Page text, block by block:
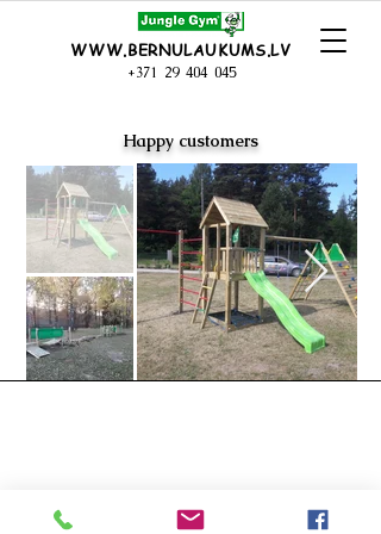
WWW.BERNULAUKUMS.LV
+371 29 404 045
Happy customers